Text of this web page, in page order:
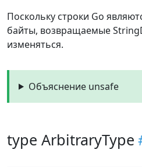
Поскольку строки Go
байты, возвращаемые
изменяться.
Объяснение unsafe
type ArbitraryType